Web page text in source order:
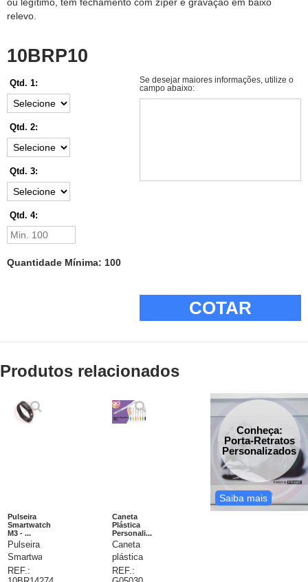
relevo.
10BRP10
Qtd. 1:
Qtd. 2:
Qtd. 3:
Qtd. 4:
Quantidade Mínima: 100
Se desejar maiores informações, utilize o
campo abaixo:
COTAR
Produtos relacionados
Pulseira
Smartwatch
M3 - ...
Pulseira
Smartwatch
M3
REF.:
Caneta
Plástica
Personali...
Caneta
plástica
personalizada,
REF.:
Conheça:
Porta-Retratos
Personalizados
Saiba mais